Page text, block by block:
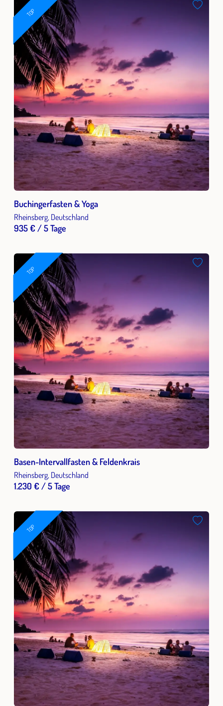
TOP
Buchingerfasten & Yoga
Rheinsberg, Deutschland
935 € / 5 Tage
TOP
Basen-Intervallfasten & Feldenkrais
Rheinsberg, Deutschland
1.230 € / 5 Tage
TOP